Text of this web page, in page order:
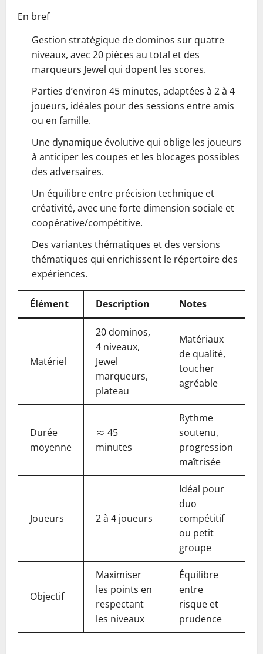
En bref
Gestion stratégique de dominos sur quatre
niveaux, avec 20 pièces au total et des
marqueurs Jewel qui dopent les scores.
Parties d’environ 45 minutes, adaptées à 2 à 4
joueurs, idéales pour des sessions entre amis
ou en famille.
Une dynamique évolutive qui oblige les joueurs
à anticiper les coupes et les blocages possibles
des adversaires.
Un équilibre entre précision technique et
créativité, avec une forte dimension sociale et
coopérative/compétitive.
Des variantes thématiques et des versions
thématiques qui enrichissent le répertoire des
expériences.
Élément Description Notes
Matériel
20 dominos,
4 niveaux,
Jewel
marqueurs,
plateau
Matériaux
de qualité,
toucher
agréable
Durée
moyenne
≈ 45
minutes
Rythme
soutenu,
progression
maîtrisée
Joueurs 2 à 4 joueurs
Idéal pour
duo
compétitif
ou petit
groupe
Objectif
Maximiser
les points en
respectant
les niveaux
Équilibre
entre
risque et
prudence